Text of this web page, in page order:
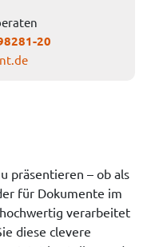
20
präsentieren – ob als
für Dokumente im
verarbeitet
diese clevere